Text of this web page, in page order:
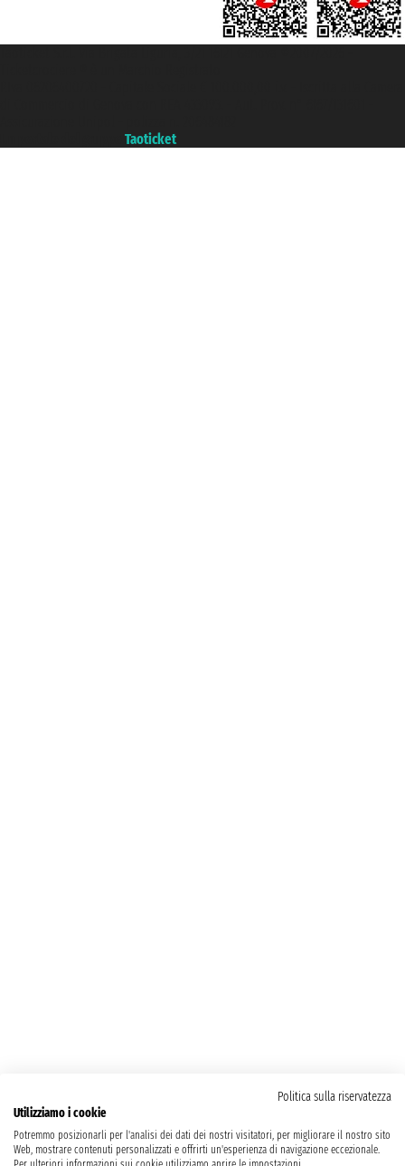
Taoticket
Politica sulla riservatezza
Utilizziamo i cookie
Potremmo posizionarli per l'analisi dei dati dei nostri visitatori, per migliorare il nostro sito
Web, mostrare contenuti personalizzati e offrirti un'esperienza di navigazione eccezionale.